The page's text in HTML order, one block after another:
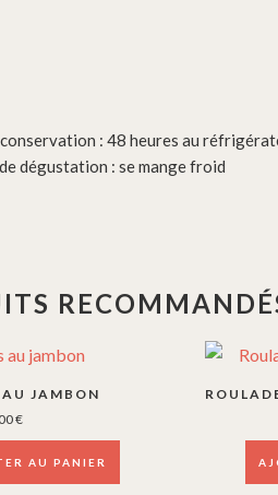
: 48 heures au
dégustation : se mange froid
JAMBON
€
AU PANIER